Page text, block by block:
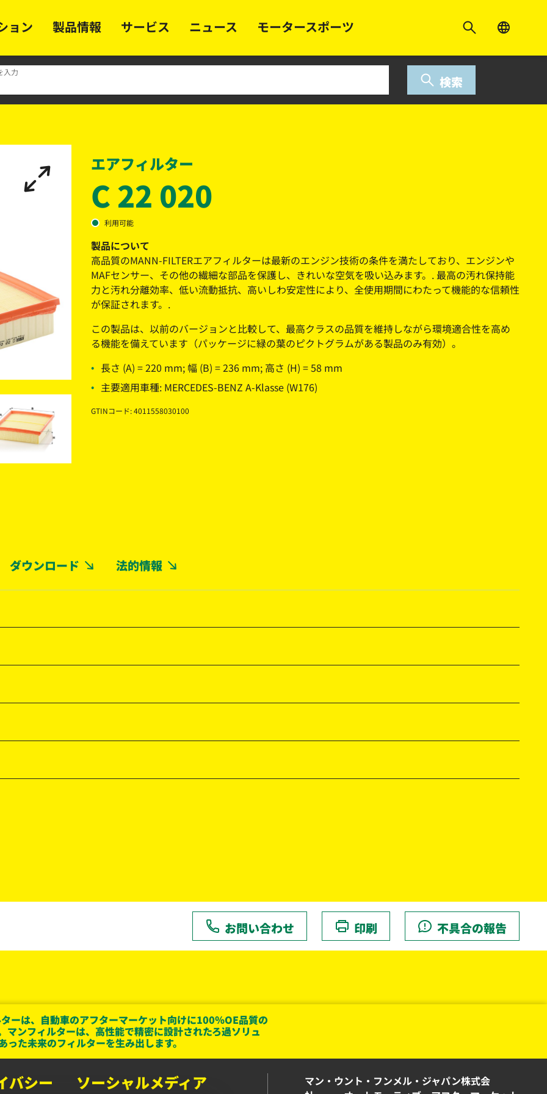
ョン 製品情報 サービス ニュース モータースポーツ
入力
検索
エアフィルター
C 22 020
利用可能
製品について
高品質のMANN-FILTERエアフィルターは最新のエンジン技術の条件を満たしており、エンジンや
MAFセンサー、その他の繊細な部品を保護し、きれいな空気を吸い込みます。. 最高の汚れ保持能
力と汚れ分離効率、低い流動抵抗、高いしわ安定性により、全使用期間にわたって機能的な信頼性
が保証されます。.
この製品は、以前のバージョンと比較して、最高クラスの品質を維持しながら環境適合性を高め
る機能を備えています（パッケージに緑の葉のピクトグラムがある製品のみ有効）。
長さ (A) = 220 mm; 幅 (B) = 236 mm; 高さ (H) = 58 mm
主要適用車種: MERCEDES-BENZ A-Klasse (W176)
GTINコード: 4011558030100
ダウンロード 法的情報
お問い合わせ 印刷 不具合の報告
ーは、自動車のアフターマーケット向けに100％OE品質の
マンフィルターは、高性能で精密に設計されたろ過ソリュ
た未来のフィルターを生み出します。
バシー ソーシャルメディア
マン・ウント・フンメル・ジャパン株式会